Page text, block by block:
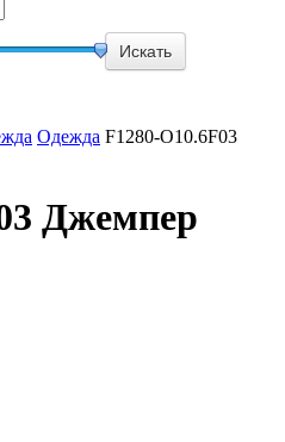
Одежда F1280-O10.6F03
Джемпер